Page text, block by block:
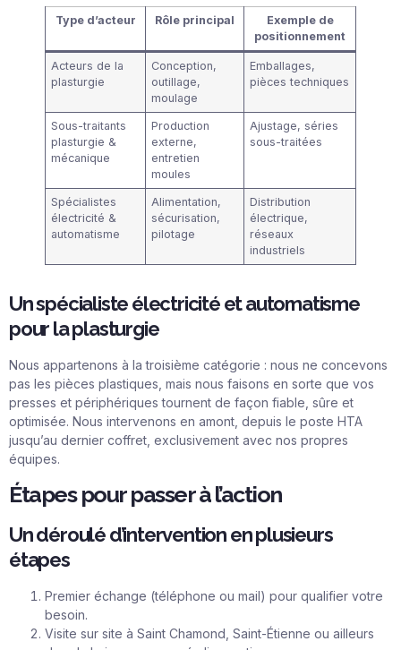
Type d’acteur Rôle principal
Exemple de
positionnement
Acteurs de la
plasturgie
Conception,
outillage,
moulage
Emballages,
pièces techniques
Sous-traitants
plasturgie &
mécanique
Production
externe,
entretien
moules
Ajustage, séries
sous-traitées
Spécialistes
électricité &
automatisme
Alimentation,
sécurisation,
pilotage
Distribution
électrique,
réseaux
industriels
Un spécialiste électricité et automatisme
pour la plasturgie
Nous appartenons à la troisième catégorie : nous ne concevons
pas les pièces plastiques, mais nous faisons en sorte que vos
presses et périphériques tournent de façon fiable, sûre et
optimisée. Nous intervenons en amont, depuis le poste HTA
jusqu’au dernier coffret, exclusivement avec nos propres
équipes.
Étapes pour passer à l’action
Un déroulé d’intervention en plusieurs
étapes
Premier échange (téléphone ou mail) pour qualifier votre
besoin.
Visite sur site à Saint Chamond, Saint-Étienne ou ailleurs